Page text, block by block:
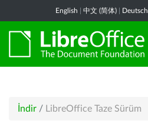
English 中文 (简体) Deutsch
İndir / LibreOffice Taze Sürüm